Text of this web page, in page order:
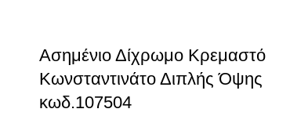
Ασημένιο Δίχρωμο Κρεμαστό
Κωνσταντινάτο Διπλής Όψης
κωδ.107504